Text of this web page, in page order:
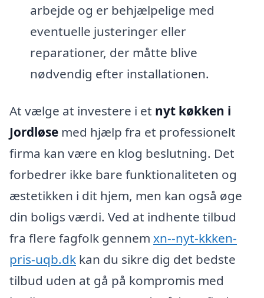
arbejde og er behjælpelige med
eventuelle justeringer eller
reparationer, der måtte blive
nødvendig efter installationen.
At vælge at investere i et nyt køkken i
Jordløse med hjælp fra et professionelt
firma kan være en klog beslutning. Det
forbedrer ikke bare funktionaliteten og
æstetikken i dit hjem, men kan også øge
din boligs værdi. Ved at indhente tilbud
fra flere fagfolk gennem xn--nyt-kkken-
pris-uqb.dk kan du sikre dig det bedste
tilbud uden at gå på kompromis med